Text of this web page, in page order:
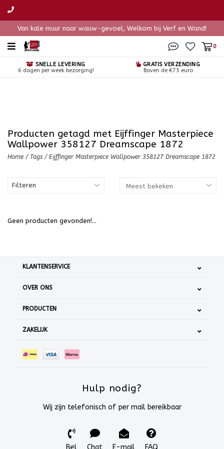
Van kale muur naar wauw-gevoel, Welkom bij Verf en Wand!
0
SNELLE LEVERING
6 dagen per week bezorging!
GRATIS VERZENDING
Boven de €75 euro
Producten getagd met Eijffinger Masterpiece
Wallpower 358127 Dreamscape 1872
Home / Tags / Eijffinger Masterpiece Wallpower 358127 Dreamscape 1872
Filteren
Geen producten gevonden!...
KLANTENSERVICE
OVER ONS
PRODUCTEN
ZAKELIJK
Hulp nodig?
Wij zijn telefonisch of per mail bereikbaar
Bel Chat E-mail FAQ